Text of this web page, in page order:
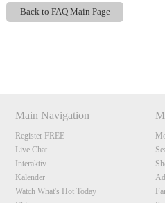
Back to FAQ Main Page
Main Navigation
Register FREE
Live Chat
Interaktiv
Kalender
Watch What's Hot Today